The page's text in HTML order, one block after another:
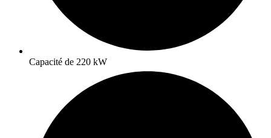
Capacité de 220 kW